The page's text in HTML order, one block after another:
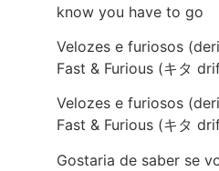
know you have to go
Velozes e furiosos
Fast & Furious (キタ
Velozes e furiosos
Fast & Furious (キタ
Gostaria de saber se